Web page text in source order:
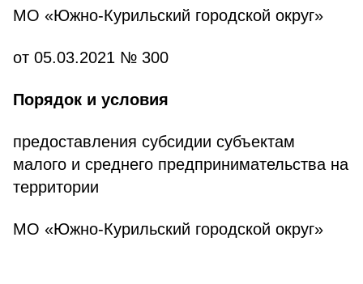
МО «Южно-Курильский городской округ»
от 05.03.2021 № 300
Порядок и условия
предоставления субсидии субъектам
малого и среднего предпринимательства на
территории
МО «Южно-Курильский городской округ»